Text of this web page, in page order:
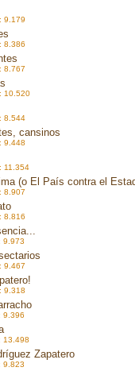
9.179
8.386
8.767
10.520
8.544
cansinos
9.448
11.354
(o El País contra el
8.907
8.816
9.973
9.467
9.318
9.396
13.498
Zapatero
9.823